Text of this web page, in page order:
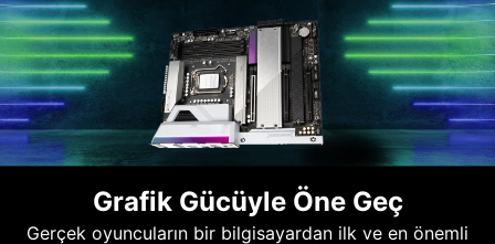
Grafik Gücüyle Öne Geç
Gerçek oyuncuların bir bilgisayardan ilk ve en önemli